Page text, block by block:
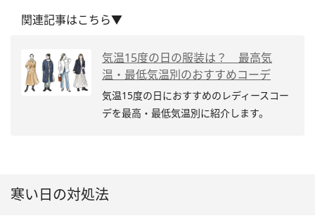
関連記事はこちら▼
気温15度の日の服装は？ 最高気
温・最低気温別のおすすめコーデ
気温15度の日におすすめのレディースコー
デを最高・最低気温別に紹介します。
寒い日の対処法